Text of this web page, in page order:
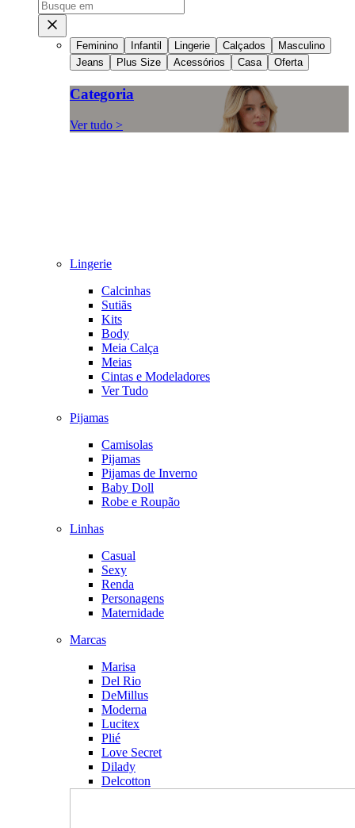
Feminino Infantil Lingerie Calçados
Masculino
Jeans
Plus Size Acessórios Casa Oferta
Categoria
Ver tudo >
Lingerie
Calcinhas
Sutiãs
Kits
Body
Meia Calça
Meias
Cintas e Modeladores
Ver Tudo
Pijamas
Camisolas
Pijamas
Pijamas de Inverno
Baby Doll
Robe e Roupão
Linhas
Casual
Sexy
Renda
Personagens
Maternidade
Marcas
Marisa
Del Rio
DeMillus
Moderna
Lucitex
Plié
Love Secret
Dilady
Delcotton